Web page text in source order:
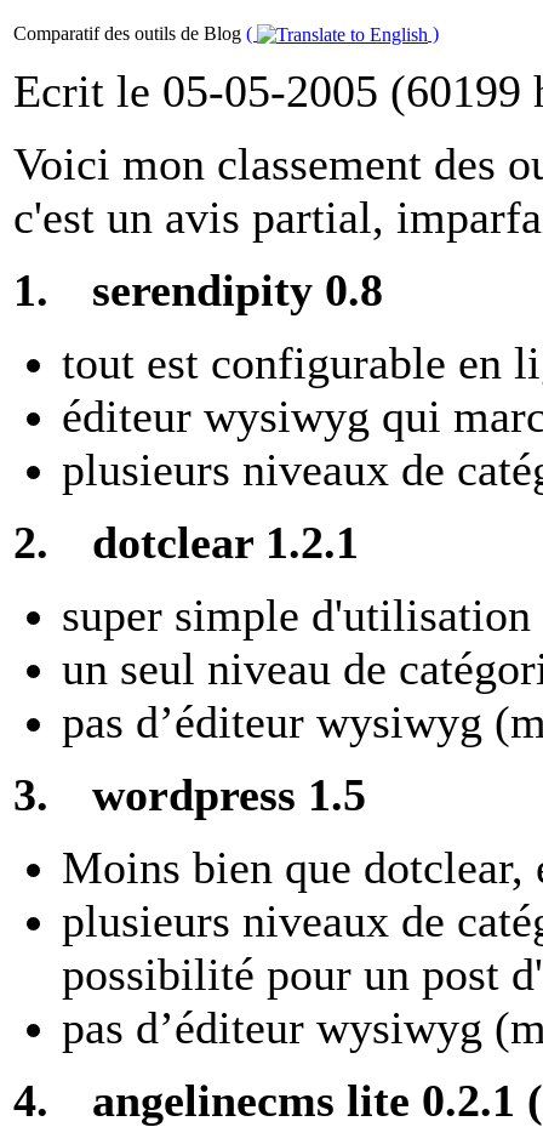
Comparatif des outils de Blog ( )
Ecrit le 05-05-2005 (60199
Voici mon classement des
c'est un avis partial,
1.
serendipity 0.8
tout est configurable en
éditeur wysiwyg qui
plusieurs niveaux de
2.
dotclear 1.2.1
super simple d'utilisation
un seul niveau de
pas d’éditeur wysiwyg
3.
wordpress 1.5
Moins bien que
plusieurs niveaux de
possibilité pour un post
pas d’éditeur wysiwyg
4.
angelinecms lite 0.2.1